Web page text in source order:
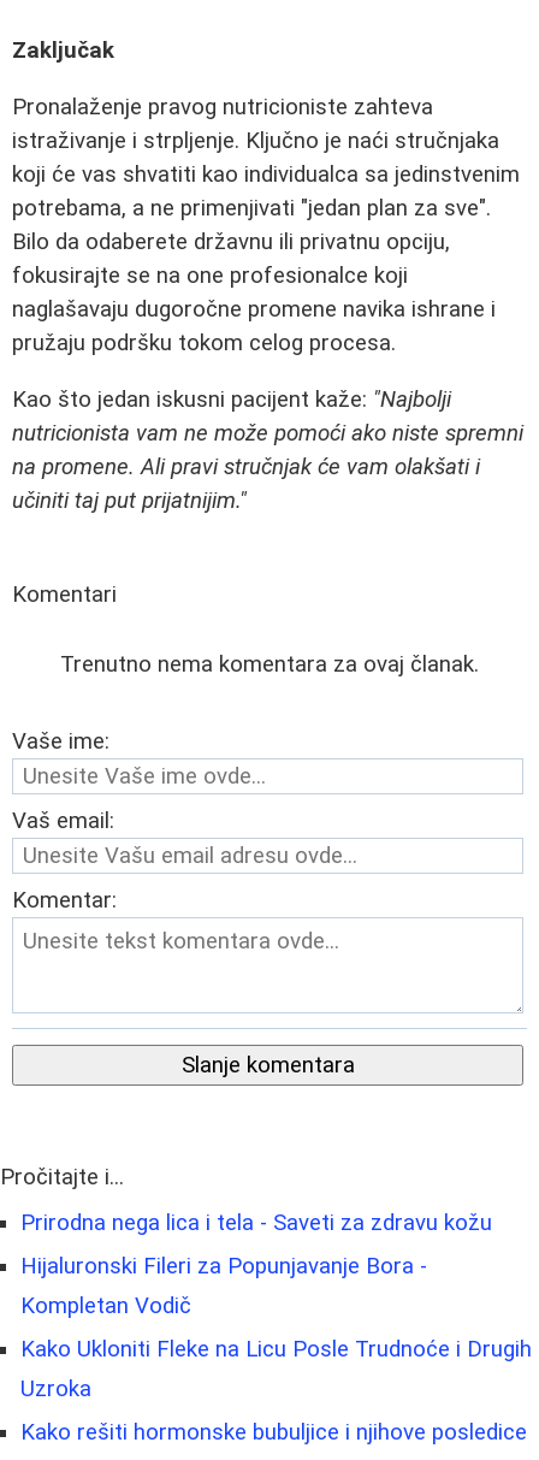
Zaključak
Pronalaženje pravog nutricioniste zahteva
istraživanje i strpljenje. Ključno je naći stručnjaka
koji će vas shvatiti kao individualca sa jedinstvenim
potrebama, a ne primenjivati "jedan plan za sve".
Bilo da odaberete državnu ili privatnu opciju,
fokusirajte se na one profesionalce koji
naglašavaju dugoročne promene navika ishrane i
pružaju podršku tokom celog procesa.
Kao što jedan iskusni pacijent kaže: "Najbolji
nutricionista vam ne može pomoći ako niste spremni
na promene. Ali pravi stručnjak će vam olakšati i
učiniti taj put prijatnijim."
Komentari
Trenutno nema komentara za ovaj članak.
Vaše ime:
Vaš email:
Komentar:
Slanje komentara
Pročitajte i...
Prirodna nega lica i tela - Saveti za zdravu kožu
Hijaluronski Fileri za Popunjavanje Bora -
Kompletan Vodič
Kako Ukloniti Fleke na Licu Posle Trudnoće i Drugih
Uzroka
Kako rešiti hormonske bubuljice i njihove posledice